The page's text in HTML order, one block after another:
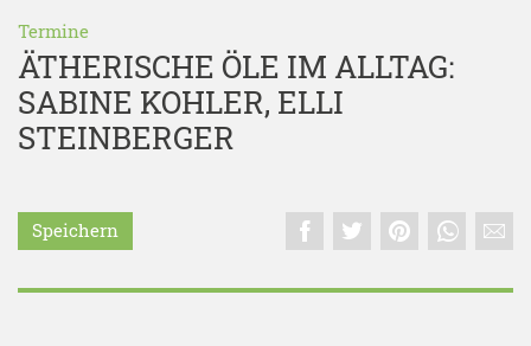
Termine
ÄTHERISCHE ÖLE IM ALLTAG:
SABINE KOHLER, ELLI
STEINBERGER
Speichern